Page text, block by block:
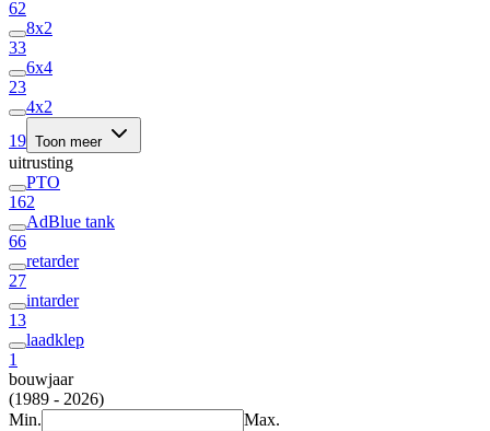
62
8x2
33
6x4
23
4x2
19 Toon meer
uitrusting
PTO
162
AdBlue tank
66
retarder
27
intarder
13
laadklep
1
bouwjaar
(1989 - 2026)
Min.
Max.